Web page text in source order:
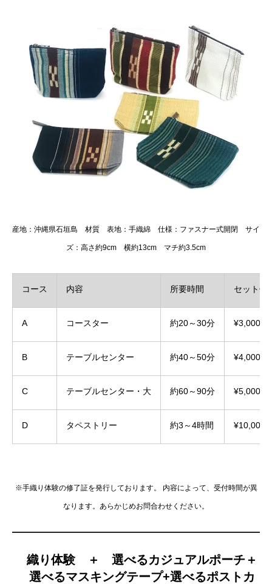
産地：沖縄県石垣島 材質 表地：手織綿 仕様：ファスナー式開閉 サイ
ズ：高さ約9cm 横約13cm マチ約3.5cm
コース 内容 所要時間 セット価
A コースター 約20～30分 ¥3,000
B テーブルセンター 約40～50分 ¥4,000
C テーブルセンター・大 約60～90分 ¥5,000
D タペストリー 約3～4時間 ¥10,000
※手織り体験の修了証を発行しております。 内容によって、受付時間が異
なります。あらかじめお問合わせください。
織り体験 ＋ 選べるカジュアルポーチ＋
選べるマスキングテープ+選べるポストカ